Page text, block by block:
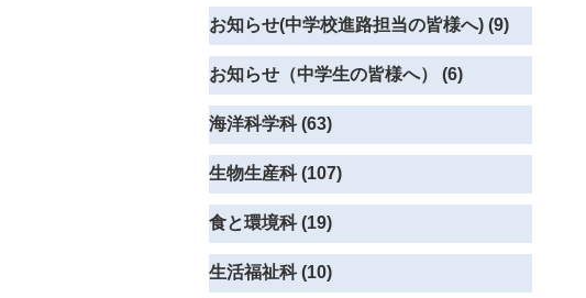
お知らせ(中学校進路担当の皆様へ) (9)
お知らせ（中学生の皆様へ） (6)
海洋科学科 (63)
生物生産科 (107)
食と環境科 (19)
生活福祉科 (10)